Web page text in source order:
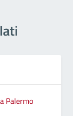
Palermo